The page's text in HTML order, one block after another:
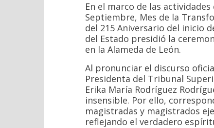
En el marco de las
Septiembre, Mes de la
del 215 Aniversario del inicio
del Estado presidió la
en la Alameda de León.
Al pronunciar el discurso
Presidenta del Tribunal
Erika María Rodríguez
insensible. Por ello,
magistradas y magistrados
reflejando el verdadero